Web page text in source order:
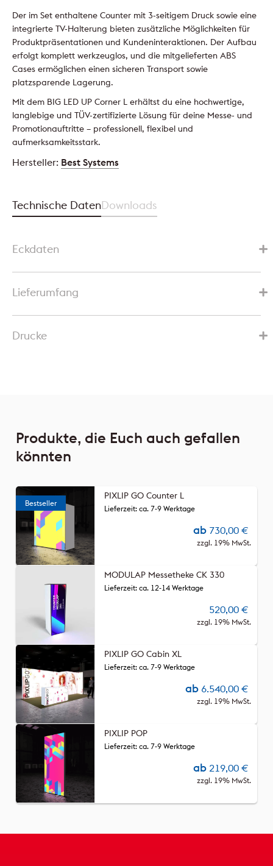
Der im Set enthaltene Counter mit 3-seitigem Druck sowie eine
integrierte TV-Halterung bieten zusätzliche Möglichkeiten für
Produktpräsentationen und Kundeninteraktionen. Der Aufbau
erfolgt komplett werkzeuglos, und die mitgelieferten ABS
Cases ermöglichen einen sicheren Transport sowie
platzsparende Lagerung.
Mit dem BIG LED UP Corner L erhältst du eine hochwertige,
langlebige und TÜV-zertifizierte Lösung für deine Messe- und
Promotionauftritte – professionell, flexibel und
aufmerksamkeitsstark.
Hersteller: Best Systems
Technische DatenDownloads
Eckdaten
Lieferumfang
Drucke
Produkte, die Euch auch gefallen
könnten
PIXLIP GO Counter L
ab 730,00 €
zzgl. 19% MwSt.
Lieferzeit: ca. 7-9 Werktage
MODULAP Messetheke CK 330
Lieferzeit: ca. 12-14 Werktage
520,00 €
zzgl. 19% MwSt.
PIXLIP GO Cabin XL
ab 6.540,00 €
zzgl. 19% MwSt.
Lieferzeit: ca. 7-9 Werktage
PIXLIP POP
ab 219,00 €
zzgl. 19% MwSt.
Lieferzeit: ca. 7-9 Werktage